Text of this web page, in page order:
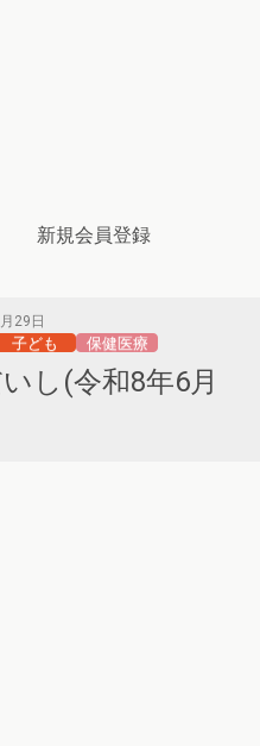
新規会員登録
29日
子ども 保健医療
し(令和8年6月